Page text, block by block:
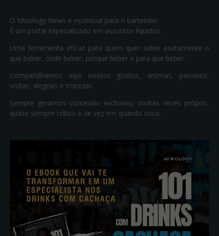
O Mixology News é essencial para o bartender.
É um portal especializado em assuntos líquidos.
Uma ferramenta eficaz para quem quer saber exatamente o
que beber, onde beber, porque beber e para que beber.
Compartilhamos aqui nossos gostos, aromas, passeios,
visitas, alegrias e tristezas.
Sempre geramos conteúdo exclusivo, muitas vezes próprio,
quase sempre crítico e de vez em quando crica.